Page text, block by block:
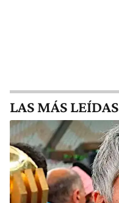
LAS MÁS LEÍDAS